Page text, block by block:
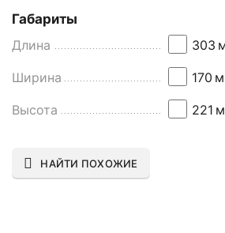
Габариты
Длина
303
Ширина 170
Высота 221
НАЙТИ ПОХОЖИЕ